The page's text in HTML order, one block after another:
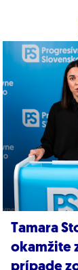
Tamara
okamžite
prípade